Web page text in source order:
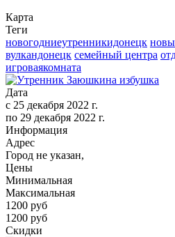
Карта
Теги
новогодниеутренникидонецк
вулкандонецк семейный центра
игроваякомната
Дата
с 25 декабря 2022 г.
по 29 декабря 2022 г.
Информация
Адрес
Город не указан,
Цены
Минимальная
Максимальная
1200 руб
1200 руб
Скидки